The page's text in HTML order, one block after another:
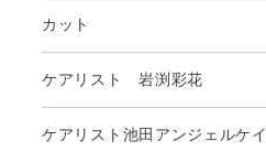
カット
ケアリスト 岩渕彩花
ケアリスト池田アンジェルケイ